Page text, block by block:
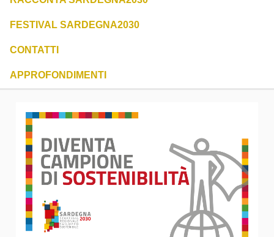
FESTIVAL SARDEGNA2030
CONTATTI
APPROFONDIMENTI